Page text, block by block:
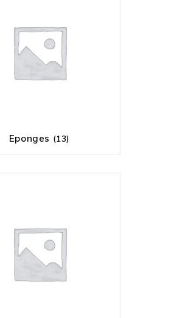
Eponges (13)